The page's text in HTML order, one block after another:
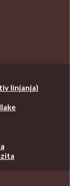
linjanja)